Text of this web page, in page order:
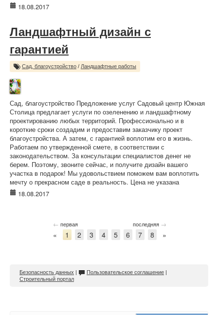
18.08.2017
Ландшафтный дизайн с
гарантией
Сад, благоустройство / Ландшафтные работы
Сад, благоустройство Предложение услуг Садовый центр Южная
Столица предлагает услуги по озеленению и ландшафтному
проектированию любых территорий. Профессионально и в
короткие сроки создадим и предоставим заказчику проект
благоустройства. А затем, с гарантией воплотим его в жизнь.
Работаем по утвержденной смете, в соответствии с
законодательством. За консультации специалистов денег не
берем. Поэтому, звоните сейчас, и получите дизайн вашего
участка в подарок! Мы удовольствием поможем вам воплотить
мечту о прекрасном саде в реальность. Цена не указана
18.08.2017
← первая последняя →
« 1 2 3 4 5 6 7 8 »
Безопасность данных | Пользовательское соглашение |
Строительный портал